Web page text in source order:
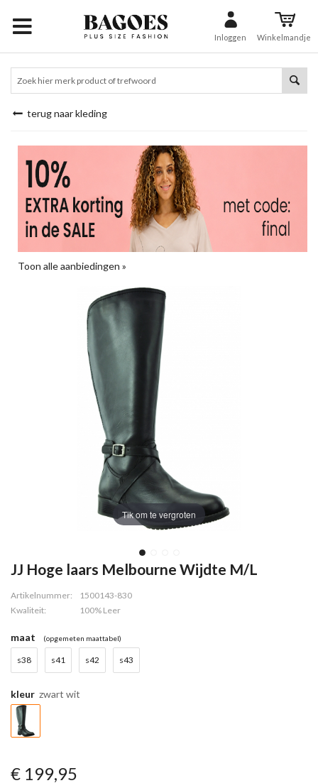
Inloggen Winkelmandje
terug naar kleding
Toon alle aanbiedingen »
Tik om te vergroten
JJ Hoge laars Melbourne Wijdte M/L
Artikelnummer:
1500143-830
Kwaliteit:
100% Leer
maat (opgemeten maattabel)
s38 s41 s42 s43
kleur zwart wit
€ 199,95